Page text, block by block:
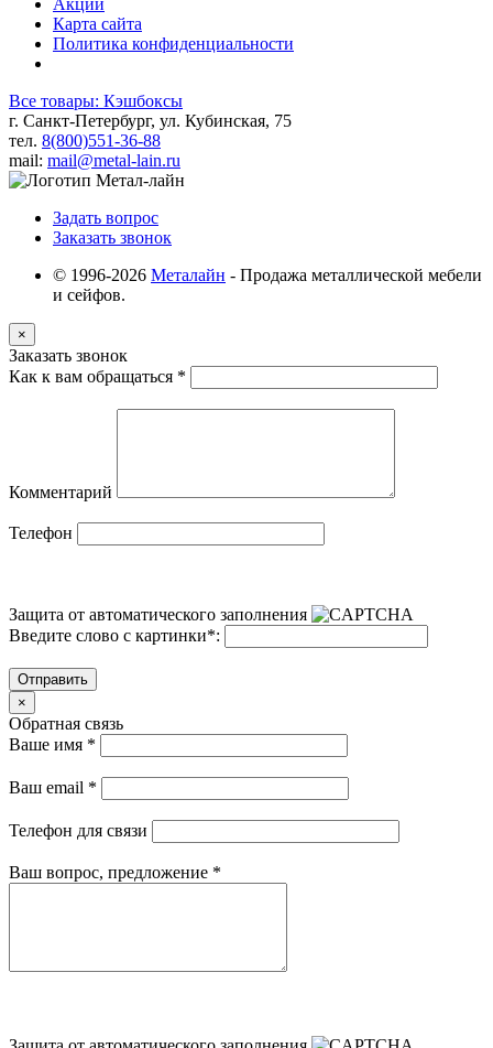
Акции
Карта сайта
Политика конфиденциальности
Все товары: Кэшбоксы
г. Санкт-Петербург, ул. Кубинская, 75
тел. 8(800)551-36-88
mail: mail@metal-lain.ru
Задать вопрос
Заказать звонок
© 1996-2026 Металайн - Продажа металлической мебели
и сейфов.
×
Заказать звонок
Как к вам обращаться *
Комментарий
Телефон
Защита от автоматического заполнения
Введите слово с картинки*:
Отправить
×
Обратная связь
Ваше имя *
Ваш email *
Телефон для связи
Ваш вопрос, предложение *